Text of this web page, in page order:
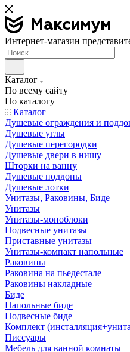
Интернет-магазин
Каталог
По всему сайту
По каталогу
Каталог
Душевые ограждения и
Душевые углы
Душевые перегородки
Душевые двери в нишу
Шторки на ванну
Душевые поддоны
Душевые лотки
Унитазы, Раковины, Биде
Унитазы
Унитазы-моноблоки
Подвесные унитазы
Приставные унитазы
Унитазы-компакт напольные
Раковины
Раковина на пьедестале
Раковины накладные
Биде
Напольные биде
Подвесные биде
Комплект
Писсуары
Мебель для ванной комнаты